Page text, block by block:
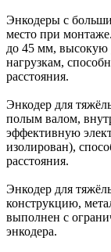
Энкодеры с
место при
до 45 мм, высокую
нагрузкам,
расстояния.
Энкодер для
полым валом,
эффективную
изолирован),
расстояния.
Энкодер для
конструкцию,
выполнен с
энкодера.